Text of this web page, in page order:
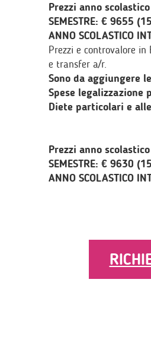
Prezzi anno
SEMESTRE: € 9655
ANNO SCOLASTICO
Prezzi e controvalore
e transfer a/r.
Sono da aggiungere
Spese legalizzazione
Diete particolari e
Prezzi anno
SEMESTRE: € 9630
ANNO SCOLASTICO